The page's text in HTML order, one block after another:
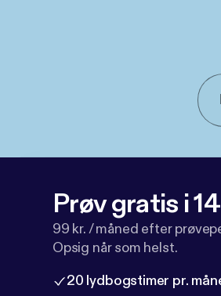
Prøv gratis i
99 kr. / måned efter
Opsig når som helst.
20 lydbogstimer pr.